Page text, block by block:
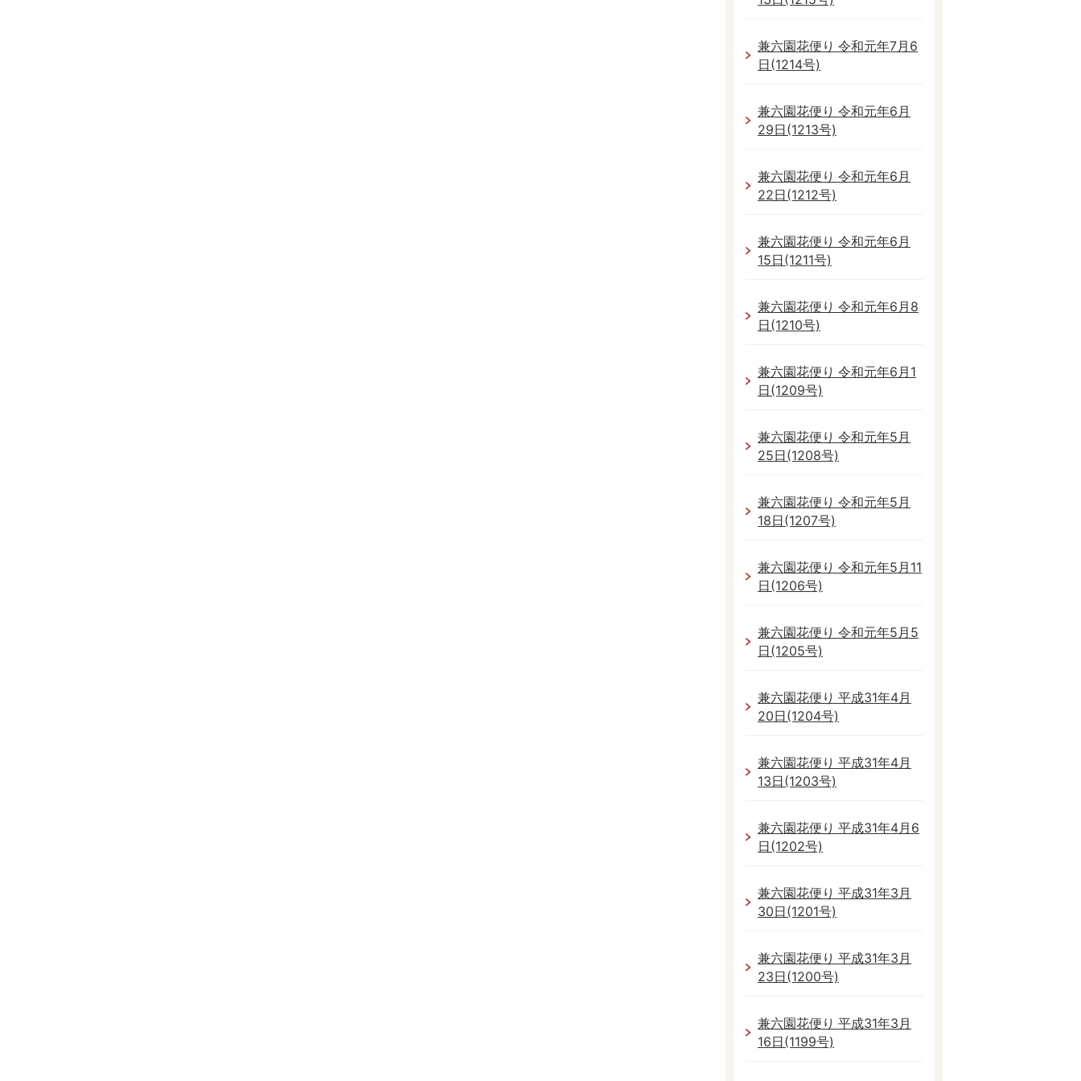
兼六園花便り 令和元年7月6
日(1214号)
兼六園花便り 令和元年6月
29日(1213号)
兼六園花便り 令和元年6月
22日(1212号)
兼六園花便り 令和元年6月
15日(1211号)
兼六園花便り 令和元年6月8
日(1210号)
兼六園花便り 令和元年6月1
日(1209号)
兼六園花便り 令和元年5月
25日(1208号)
兼六園花便り 令和元年5月
18日(1207号)
兼六園花便り 令和元年5月11
日(1206号)
兼六園花便り 令和元年5月5
日(1205号)
兼六園花便り 平成31年4月
20日(1204号)
兼六園花便り 平成31年4月
13日(1203号)
兼六園花便り 平成31年4月6
日(1202号)
兼六園花便り 平成31年3月
30日(1201号)
兼六園花便り 平成31年3月
23日(1200号)
兼六園花便り 平成31年3月
16日(1199号)